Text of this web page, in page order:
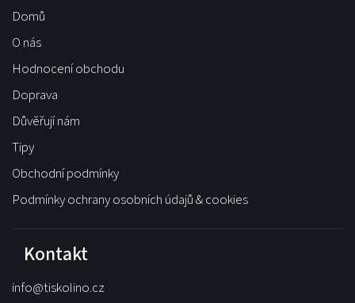
Domů
O nás
Hodnocení obchodu
Doprava
Důvěřují nám
Tipy
Obchodní podmínky
Podmínky ochrany osobních údajů & cookies
Kontakt
info@tiskolino.cz